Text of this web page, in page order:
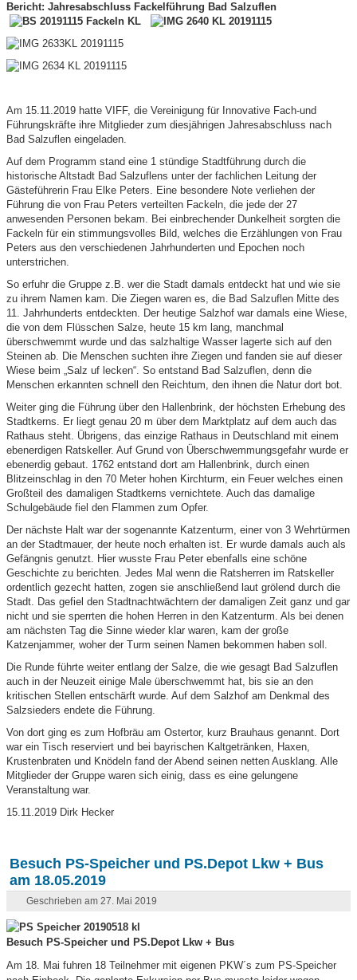
Bericht: Jahresabschluss Fackelführung Bad Salzuflen
Am 15.11.2019 hatte VIFF, die Vereinigung für Innovative Fach-und
Führungskräfte ihre Mitglieder zum diesjährigen Jahresabschluss nach
Bad Salzuflen eingeladen.
Auf dem Programm stand eine 1 stündige Stadtführung durch die
historische Altstadt Bad Salzuflens unter der fachlichen Leitung der
Gästeführerin Frau Elke Peters. Eine besondere Note verliehen der
Führung die von Frau Peters verteilten Fackeln, die jede der 27
anwesenden Personen bekam. Bei einbrechender Dunkelheit sorgten die
Fackeln für ein stimmungsvolles Bild, welches die Erzählungen von Frau
Peters aus den verschiedenen Jahrhunderten und Epochen noch
unterstrichen.
So erfuhr die Gruppe z.B. wer die Stadt damals entdeckt hat und wie sie
zu ihrem Namen kam. Die Ziegen waren es, die Bad Salzuflen Mitte des
11. Jahrhunderts entdeckten. Der heutige Salzhof war damals eine Wiese,
die von dem Flüsschen Salze, heute 15 km lang, manchmal
überschwemmt wurde und das salzhaltige Wasser lagerte sich auf den
Steinen ab. Die Menschen suchten ihre Ziegen und fanden sie auf dieser
Wiese beim „Salz uf lecken“. So entstand Bad Salzuflen, denn die
Menschen erkannten schnell den Reichtum, den ihnen die Natur dort bot.
Weiter ging die Führung über den Hallenbrink, der höchsten Erhebung des
Stadtkerns. Er liegt genau 20 m über dem Marktplatz auf dem auch das
Rathaus steht. Übrigens, das einzige Rathaus in Deutschland mit einem
ebenerdigen Ratskeller. Auf Grund von Überschwemmungsgefahr wurde er
ebenerdig gebaut. 1762 entstand dort am Hallenbrink, durch einen
Blitzeinschlag in den 70 Meter hohen Kirchturm, ein Feuer welches einen
Großteil des damaligen Stadtkerns vernichtete. Auch das damalige
Schulgebäude fiel den Flammen zum Opfer.
Der nächste Halt war der sogenannte Katzenturm, einer von 3 Wehrtürmen
an der Stadtmauer, der heute noch erhalten ist. Er wurde damals auch als
Gefängnis genutzt. Hier wusste Frau Peter ebenfalls eine schöne
Geschichte zu berichten. Jedes Mal wenn die Ratsherren im Ratskeller
ordentlich gezecht hatten, zogen sie anschließend laut grölend durch die
Stadt. Das gefiel den Stadtnachtwächtern der damaligen Zeit ganz und gar
nicht und sie sperrten die hohen Herren in den Katzenturm. Als bei denen
am nächsten Tag die Sinne wieder klar waren, kam der große
Katzenjammer, woher der Turm seinen Namen bekommen haben soll.
Die Runde führte weiter entlang der Salze, die wie gesagt Bad Salzuflen
auch in der Neuzeit einige Male überschwemmt hat, bis sie an den
kritischen Stellen entschärft wurde. Auf dem Salzhof am Denkmal des
Salzsieders endete die Führung.
Von dort ging es zum Hofbräu am Ostertor, kurz Brauhaus genannt. Dort
war ein Tisch reserviert und bei bayrischen Kaltgetränken, Haxen,
Krustenbraten und Knödeln fand der Abend seinen netten Ausklang. Alle
Mitglieder der Gruppe waren sich einig, dass es eine gelungene
Veranstaltung war.
15.11.2019 Dirk Hecker
Besuch PS-Speicher und PS.Depot Lkw + Bus
am 18.05.2019
Geschrieben am 27. Mai 2019
Besuch PS-Speicher und PS.Depot Lkw + Bus
Am 18. Mai fuhren 18 Teilnehmer mit eigenen PKW´s zum PS-Speicher